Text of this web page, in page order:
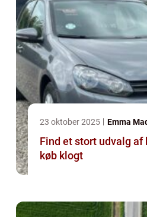
23 oktober 2025 Emma
Find et stort udvalg af
køb klogt